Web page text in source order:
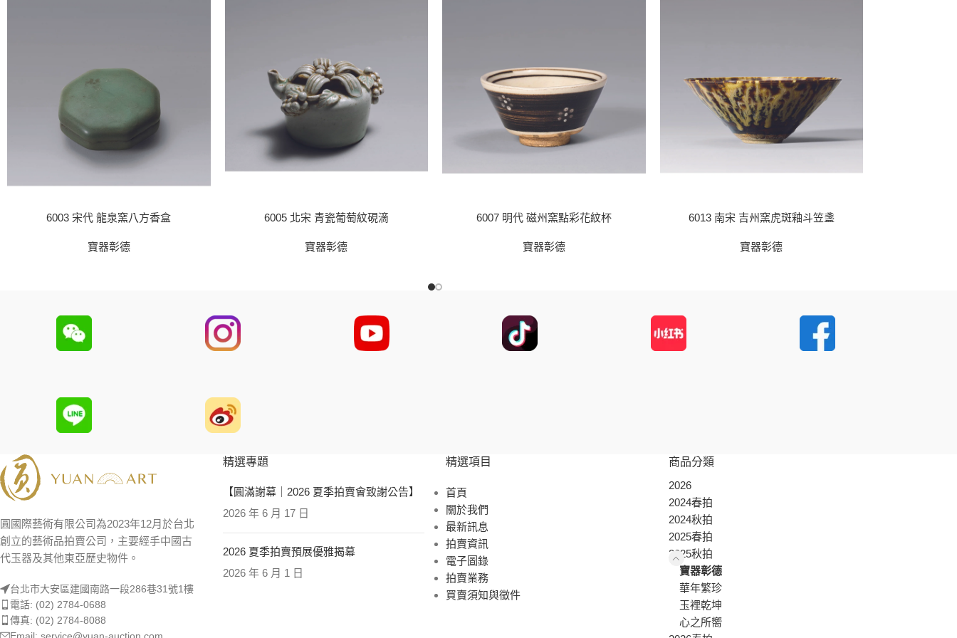
6003 宋代 龍泉窯八方香盒
寶器彰德
6005 北宋 青瓷葡萄紋硯滴
寶器彰德
6007 明代 磁州窯點彩花紋杯
寶器彰德
6013 南宋 吉州窯虎斑釉斗笠盞
寶器彰德
圓國際藝術有限公司為2023年12月於台北
創立的藝術品拍賣公司，主要經手中國古
代玉器及其他東亞歷史物件。
台北市大安區建國南路一段286巷31號1樓
電話: (02) 2784-0688
傳真: (02) 2784-8088
精選專題
【圓滿謝幕｜2026 夏季拍賣會致謝公告】
2026 年 6 月 17 日
2026 夏季拍賣預展優雅揭幕
2026 年 6 月 1 日
精選項目
首頁
關於我們
最新訊息
拍賣資訊
電子圖錄
拍賣業務
買賣須知與徵件
商品分類
2026
2024春拍
2024秋拍
2025春拍
2025秋拍
寶器彰德
華年繁珍
玉裡乾坤
心之所嚮